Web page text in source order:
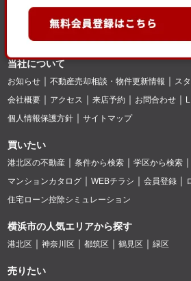
当社について
お知らせ 不動産売却相談・物件更新情報 ス
会社概要
アクセス 来店予約 お問合わせ
個人情報保護方針
サイトマップ
買いたい
港北区の不動産 条件から検索 学区から検索
マンションカタログ
WEBチラシ 会員登録
住宅ローン控除シミュレーション
横浜市の人気エリアから探す
港北区 神奈川区 都筑区 鶴見区 緑区
売りたい